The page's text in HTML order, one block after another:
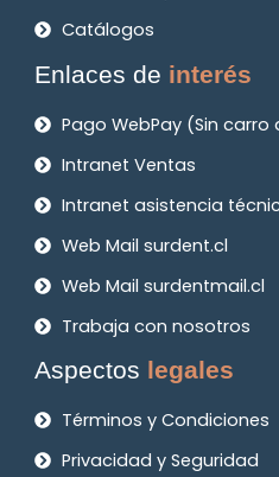
Catálogos
Enlaces de interés
Pago WebPay (Sin
Intranet Ventas
Intranet asistencia
Web Mail surdent.cl
Web Mail surdentmail.cl
Trabaja con nosotros
Aspectos legales
Términos y Condiciones
Privacidad y Seguridad